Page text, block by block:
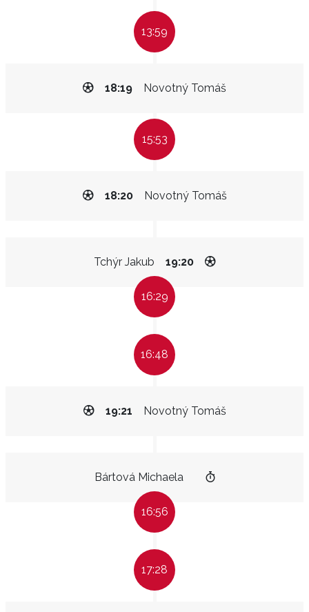
13:59
Novotný Tomáš
18:19
15:53
Novotný Tomáš
18:20
Tchýr Jakub 19:20
16:29
16:48
Novotný Tomáš
19:21
Bártová Michaela
16:56
17:28